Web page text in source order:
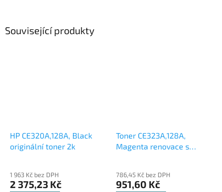
Související produkty
HP CE320A,128A, Black
originální toner 2k
1 963 Kč bez DPH
2 375,23 Kč
Toner CE323A,128A,
Magenta renovace s
786,45 Kč bez DPH
951,60 Kč